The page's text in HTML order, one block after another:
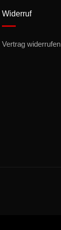
Widerruf
Vertrag widerrufen